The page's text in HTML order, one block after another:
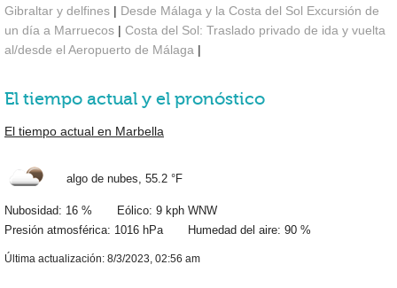
Gibraltar y delfines | Desde Málaga y la Costa del Sol Excursión de
un día a Marruecos | Costa del Sol: Traslado privado de ida y vuelta
al/desde el Aeropuerto de Málaga |
El tiempo actual y el pronóstico
El tiempo actual en Marbella
algo de nubes, 55.2 °F
Nubosidad: 16 % Eólico: 9 kph WNW
Presión atmosférica: 1016 hPa Humedad del aire: 90 %
Última actualización: 8/3/2023, 02:56 am